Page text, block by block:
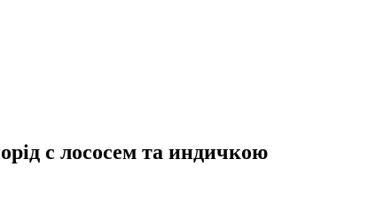
с лососем та индичкою